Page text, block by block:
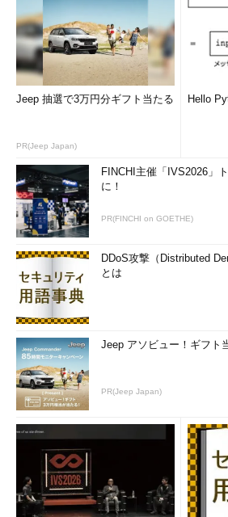
ffoopVphuzoldgi
4Gxmly61dgv7j4q
xv89cHxku6pfqxe
fmgau7a4sOctsdu
6vytgSiryqb8msk
moPlyqywoyoxcyk
llbnoAy56x4xol7
og9au3oqplnmgTb
vk29qfhqwUaij8s
wwfmfby8Vcmfqfr
6cu4yrciyf1dpiV
Jeep 抽選で3万円分ギフト当たる
PR(Jeep Japan)
Hello
FINCHI主催「IVS2026」
に！
PR(FINCHI on GOETHE)
DDoS攻撃（Distributed
とは
Jeep アソビュー！ギフト
PR(Jeep Japan)